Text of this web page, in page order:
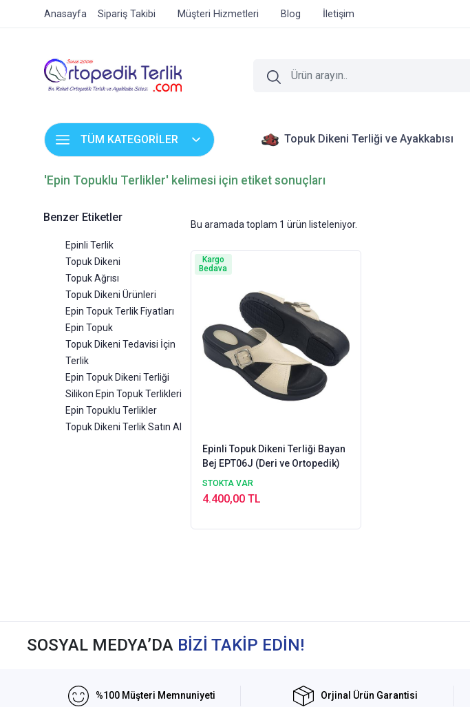
Anasayfa Sipariş Takibi Müşteri Hizmetleri Blog İletişim
TÜM KATEGORİLER Topuk Dikeni Terliği ve Ayakkabısı
'Epin Topuklu Terlikler' kelimesi için etiket sonuçları
Benzer Etiketler
Epinli Terlik
Topuk Dikeni
Topuk Ağrısı
Topuk Dikeni Ürünleri
Epin Topuk Terlik Fiyatları
Epin Topuk
Topuk Dikeni Tedavisi İçin
Terlik
Epin Topuk Dikeni Terliği
Silikon Epin Topuk Terlikleri
Epin Topuklu Terlikler
Topuk Dikeni Terlik Satın Al
Bu aramada toplam 1 ürün listeleniyor.
Epinli Topuk Dikeni Terliği Bayan
Bej EPT06J (Deri ve Ortopedik)
STOKTA VAR
4.400,00 TL
Kargo
Bedava
SOSYAL MEDYA’DA BİZİ TAKİP EDİN!
%100 Müşteri Memnuniyeti Orjinal Ürün Garantisi